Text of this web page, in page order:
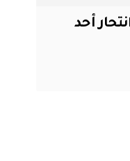
أحد